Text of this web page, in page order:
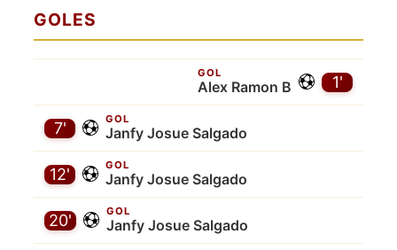
GOLES
1'
GOL
Alex Ramon B
GOL
Janfy Josue Salgado
7'
GOL
Janfy Josue Salgado
12'
GOL
Janfy Josue Salgado
20'